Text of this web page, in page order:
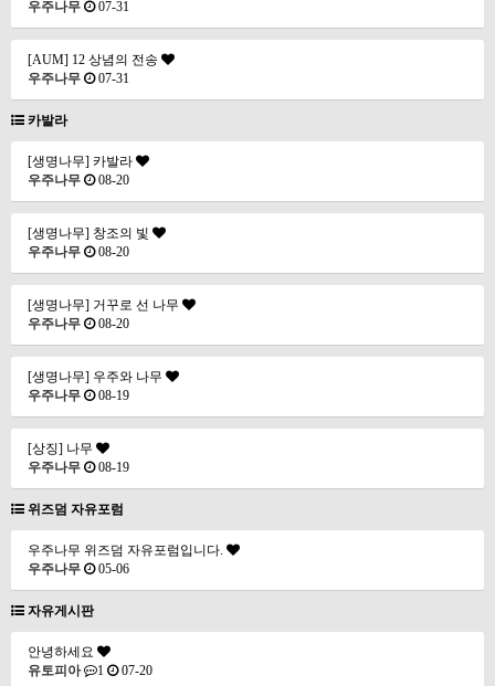
우주나무
07-31
[AUM] 12 상념의 전송
우주나무
07-31
카발라
[생명나무] 카발라
우주나무
08-20
[생명나무] 창조의 빛
우주나무
08-20
[생명나무] 거꾸로 선 나무
우주나무
08-20
[생명나무] 우주와 나무
우주나무
08-19
[상징] 나무
우주나무
08-19
위즈덤 자유포럼
우주나무 위즈덤 자유포럼입니다.
우주나무
05-06
자유게시판
안녕하세요
유토피아
1 07-20